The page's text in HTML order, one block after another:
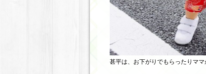
甚平は、お下がりでもらったりマ